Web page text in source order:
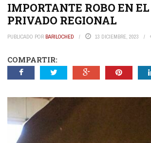
IMPORTANTE ROBO EN
PRIVADO REGIONAL
PUBLICADO POR BARILOCHED 13 DICIEMBRE, 2023
COMPARTIR: